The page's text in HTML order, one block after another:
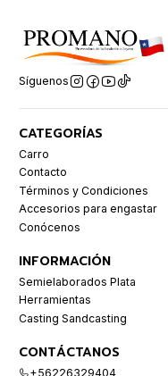
Síguenos
CATEGORÍAS
Carro
Contacto
Términos y Condiciones
Accesorios para engastar
Conócenos
INFORMACIÓN
Semielaborados Plata
Herramientas
Casting Sandcasting
CONTÁCTANOS
+56226329404